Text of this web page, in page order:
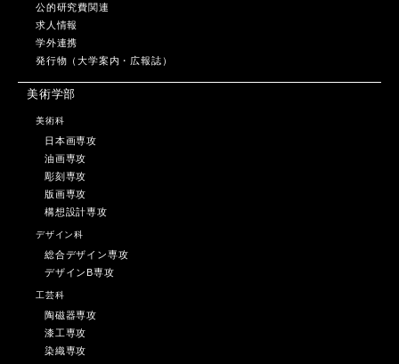
公的研究費関連
求人情報
学外連携
発行物（大学案内・広報誌）
美術学部
美術科
日本画専攻
油画専攻
彫刻専攻
版画専攻
構想設計専攻
デザイン科
総合デザイン専攻
デザインB専攻
工芸科
陶磁器専攻
漆工専攻
染織専攻